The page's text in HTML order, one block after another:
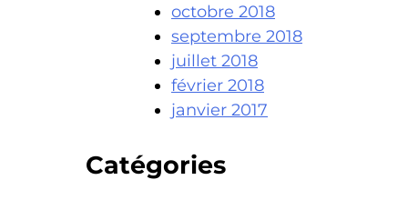
octobre 2018
septembre 2018
juillet 2018
février 2018
janvier 2017
Catégories